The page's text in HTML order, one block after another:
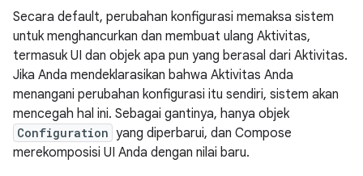
Secara default, perubahan konfigurasi memaksa sistem
untuk menghancurkan dan membuat ulang Aktivitas,
termasuk UI dan objek apa pun yang berasal dari Aktivitas.
Jika Anda mendeklarasikan bahwa Aktivitas Anda
menangani perubahan konfigurasi itu sendiri, sistem akan
mencegah hal ini. Sebagai gantinya, hanya objek
Configuration yang diperbarui, dan Compose
merekomposisi UI Anda dengan nilai baru.